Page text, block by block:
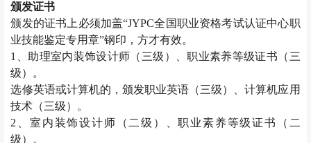
颁发证书
颁发的证书上必须加盖“JYPC全国职业资格考试认证中心职
业技能鉴定专用章”钢印，方才有效。
1、助理室内装饰设计师 （三级）、职业素养等级证书（三
级）。
选修英语或计算机的，颁发职业英语（三级）、计算机应用
技术（三级）。
2、室内装饰设计师 （二级）、职业素养等级证书（二
级）。